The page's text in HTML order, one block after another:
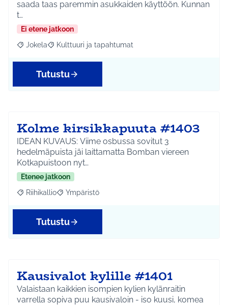
saada taas paremmin asukkaiden käyttöön. Kunnan
t…
Ei etene jatkoon
Rajaa tulokset aihepiirin mukaan: Jokela
Jokela Rajaa tulokset teeman mukaan: Kulttuuri ja
Kulttuuri ja tapahtumat
Tutustu
Kolme kirsikkapuuta #1403
IDEAN KUVAUS: Viime osbussa sovitut 3
hedelmäpuista jäi laittamatta Bomban viereen
Kotkapuistoon nyt…
Etenee jatkoon
Rajaa tulokset aihepiirin mukaan: Riihikallio
Riihikallio Rajaa tulokset teeman mukaan: Ympäristö
Ympäristö
Tutustu
Kausivalot kylille #1401
Valaistaan kaikkien isompien kylien kylänraitin
varrella sopiva puu kausivaloin - iso kuusi, komea